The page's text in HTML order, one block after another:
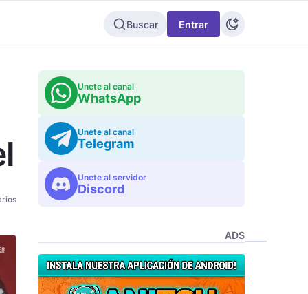
Buscar Entrar
Unete al canal
WhatsApp
Unete al canal
Telegram
Unete al servidor
Discord
ADS